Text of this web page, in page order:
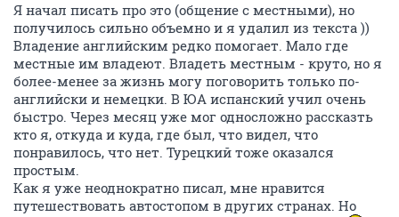
Я начал писать про это (общение с местными), но
получилось сильно объемно и я удалил из текста ))
Владение английским редко помогает. Мало где
местные им владеют. Владеть местным - круто, но я
более-менее за жизнь могу поговорить только по-
английски и немецки. В ЮА испанский учил очень
быстро. Через месяц уже мог односложно рассказть
кто я, откуда и куда, где был, что видел, что
понравилось, что нет. Турецкий тоже оказался
простым.
Как я уже неоднократно писал, мне нравится
путешествовать автостопом в других странах. Но